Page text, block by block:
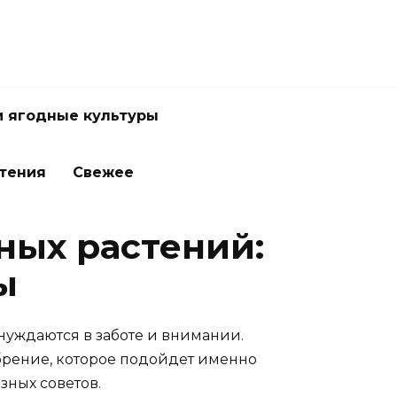
культуры
Свежее
растений:
в заботе и внимании.
которое подойдет именно
советов.